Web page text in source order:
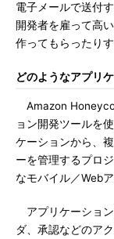
電子メールで送付
開発者を雇って高
作ってもらったり
どのようなアプリ
Amazon
ョン開発ツールを
ケーションから、
ーを管理するプロ
なモバイル／Web
アプリケーショ
ダ、承認などのア